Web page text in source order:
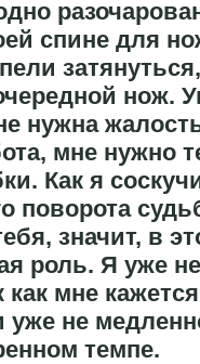
спине для
нож.
нужна
мне нужно
Как я
поворота
значит, в
роль. Я уже
как мне
уже не
темпе.